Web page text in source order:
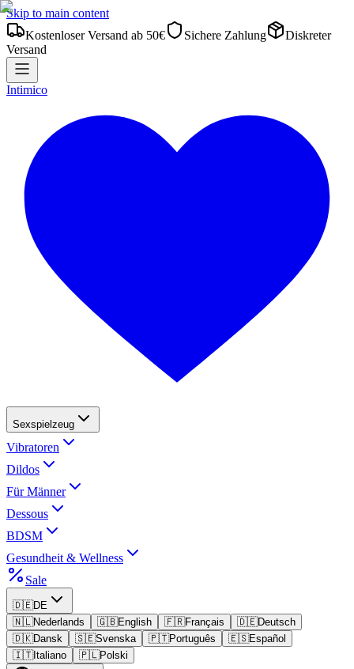
Skip to main content
Kostenloser Versand ab 50€
Sichere Zahlung
Diskreter
Versand
Intimico
Sexspielzeug
Vibratoren
Dildos
Für Männer
Dessous
BDSM
Gesundheit & Wellness
Sale
🇩🇪DE
🇳🇱Nederlands 🇬🇧English 🇫🇷Français 🇩🇪Deutsch
🇩🇰Dansk 🇸🇪Svenska 🇵🇹Português 🇪🇸Español
🇮🇹Italiano 🇵🇱Polski